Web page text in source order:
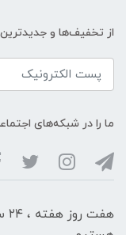
از تخفیف‌ها و
ما را در شبکه‌های